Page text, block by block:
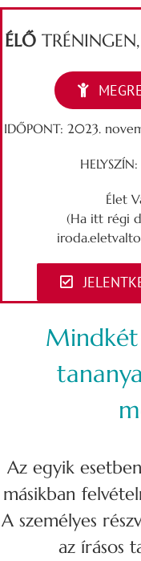
ÉLŐTRÉNINGEN,
IDŐPONT: 2023.
Élet
(Ha itt régi
Mindkét
Az egyik
másikban
A személyes
az írásos